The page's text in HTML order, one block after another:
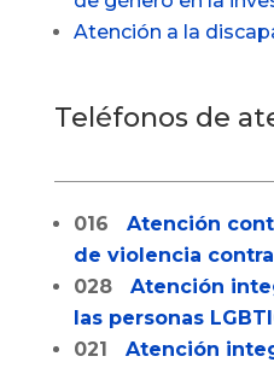
Atención a la
Teléfonos de
016 Atención
de violencia
028 Atención
las personas
021 Atención